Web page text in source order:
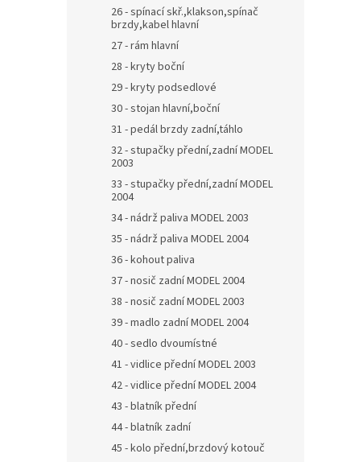
26 - spínací skř.,klakson,spínač
brzdy,kabel hlavní
27 - rám hlavní
28 - kryty boční
29 - kryty podsedlové
30 - stojan hlavní,boční
31 - pedál brzdy zadní,táhlo
32 - stupačky přední,zadní MODEL
2003
33 - stupačky přední,zadní MODEL
2004
34 - nádrž paliva MODEL 2003
35 - nádrž paliva MODEL 2004
36 - kohout paliva
37 - nosič zadní MODEL 2004
38 - nosič zadní MODEL 2003
39 - madlo zadní MODEL 2004
40 - sedlo dvoumístné
41 - vidlice přední MODEL 2003
42 - vidlice přední MODEL 2004
43 - blatník přední
44 - blatník zadní
45 - kolo přední,brzdový kotouč